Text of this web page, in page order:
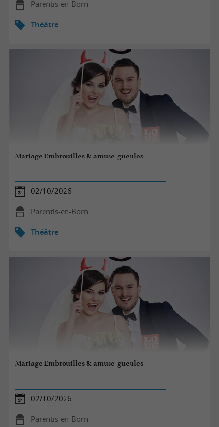
Parentis-en-Born
Théâtre
Mariage Embrouilles & amuse-gueules
02/10/2026
Parentis-en-Born
Théâtre
Mariage Embrouilles & amuse-gueules
02/10/2026
Parentis-en-Born